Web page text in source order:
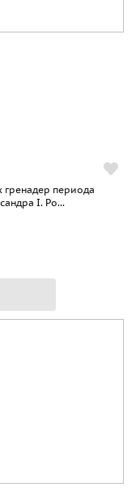
гренадер периода
I. Ро...